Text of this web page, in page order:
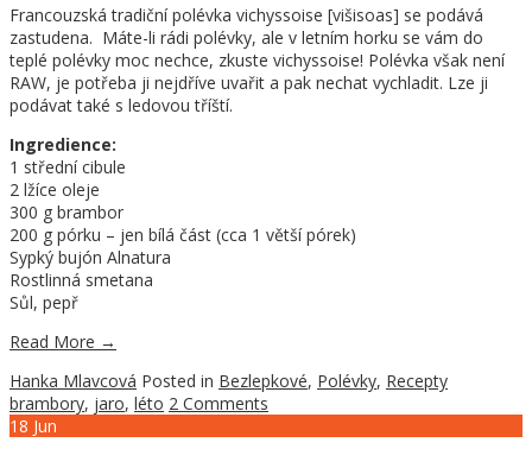
Francouzská tradiční polévka vichyssoise [višisoas] se podává
zastudena. Máte-li rádi polévky, ale v letním horku se vám do
teplé polévky moc nechce, zkuste vichyssoise! Polévka však není
RAW, je potřeba ji nejdříve uvařit a pak nechat vychladit. Lze ji
podávat také s ledovou tříští.
Ingredience:
1 střední cibule
2 lžíce oleje
300 g brambor
200 g pórku – jen bílá část (cca 1 větší pórek)
Sypký bujón Alnatura
Rostlinná smetana
Sůl, pepř
Read More →
Hanka Mlavcová Posted in Bezlepkové, Polévky, Recepty
brambory, jaro, léto 2 Comments
18 Jun